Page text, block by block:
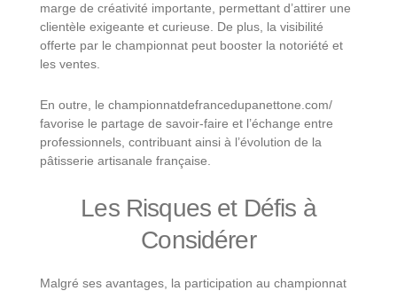
marge de créativité importante, permettant d’attirer une
clientèle exigeante et curieuse. De plus, la visibilité
offerte par le championnat peut booster la notoriété et
les ventes.
En outre, le championnatdefrancedupanettone.com/
favorise le partage de savoir-faire et l’échange entre
professionnels, contribuant ainsi à l’évolution de la
pâtisserie artisanale française.
Les Risques et Défis à
Considérer
Malgré ses avantages, la participation au championnat